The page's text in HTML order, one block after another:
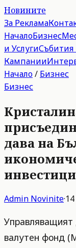
Новините
За Реклама
НачалоБизнес
и УслугиСъбития
Кампании
Начало/ Бизнес
Бизнес
дава на
Admin Novinite·
валутен фонд